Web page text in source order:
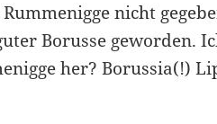
nicht
Borusse geworden.
her? Borussia(!)